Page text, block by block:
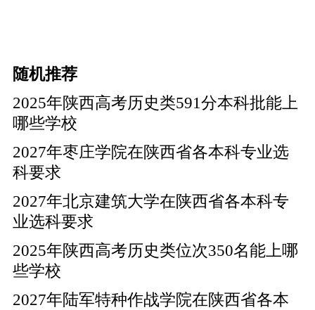
随机推荐
2025年陕西高考历史类591分本科批能上
哪些学校
2027年枣庄学院在陕西省各本科专业选
科要求
2027年北京建筑大学在陕西省各本科专
业选科要求
2025年陕西高考历史类位次350名能上哪
些学校
2027年陆军特种作战学院在陕西省各本